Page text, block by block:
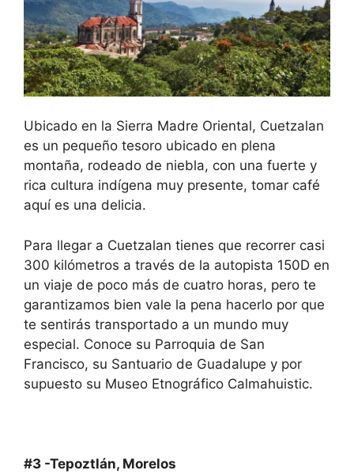
Ubicado en la Sierra Madre Oriental, Cuetzalan
es un pequeño tesoro ubicado en plena
montaña, rodeado de niebla, con una fuerte y
rica cultura indígena muy presente, tomar café
aquí es una delicia.
Para llegar a Cuetzalan tienes que recorrer casi
300 kilómetros a través de la autopista 150D en
un viaje de poco más de cuatro horas, pero te
garantizamos bien vale la pena hacerlo por que
te sentirás transportado a un mundo muy
especial. Conoce su Parroquia de San
Francisco, su Santuario de Guadalupe y por
supuesto su Museo Etnográfico Calmahuistic.
#3 -Tepoztlán, Morelos